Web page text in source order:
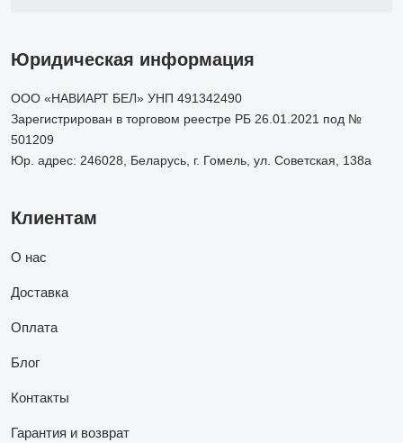
Юридическая информация
ООО «НАВИАРТ БЕЛ» УНП 491342490
Зарегистрирован в торговом реестре РБ 26.01.2021 под №
501209
Юр. адрес: 246028, Беларусь, г. Гомель, ул. Советская, 138а
Клиентам
О нас
Доставка
Оплата
Блог
Контакты
Гарантия и возврат